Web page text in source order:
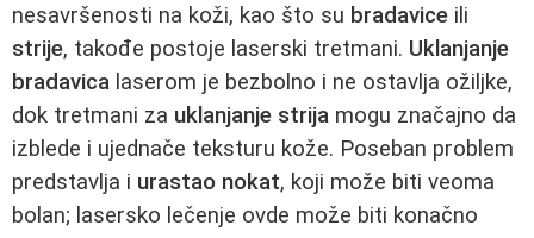
nesavršenosti na koži, kao što su bradavice ili
strije, takođe postoje laserski tretmani. Uklanjanje
bradavica laserom je bezbolno i ne ostavlja ožiljke,
dok tretmani za uklanjanje strija mogu značajno da
izblede i ujednače teksturu kože. Poseban problem
predstavlja i urastao nokat, koji može biti veoma
bolan; lasersko lečenje ovde može biti konačno